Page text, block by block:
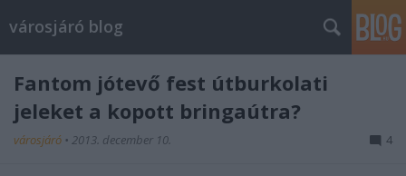
városjáró blog
Fantom jótevő fest útburkolati
jeleket a kopott bringaútra?
városjáró • 2013. december 10. 4